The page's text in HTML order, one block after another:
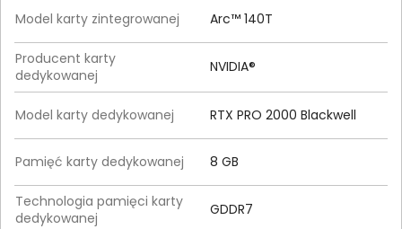
Model karty zintegrowanej Arc™ 140T
Producent karty
dedykowanej
NVIDIA®
Model karty dedykowanej RTX PRO 2000 Blackwell
Pamięć karty dedykowanej 8 GB
Technologia pamięci karty
dedykowanej
GDDR7